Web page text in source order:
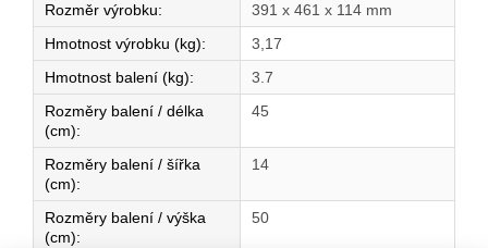
Rozměr výrobku:
391 x 461 x 114 mm
Hmotnost výrobku (kg):
3,17
Hmotnost balení (kg):
3.7
Rozměry balení / délka
(cm):
45
Rozměry balení / šířka
(cm):
14
Rozměry balení / výška
(cm):
50